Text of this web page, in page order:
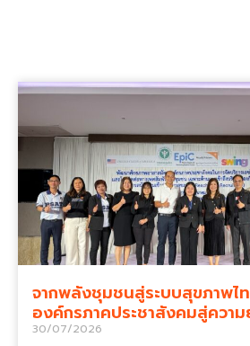
จากพลังชุมชนสู่ระบบสุขภาพไ
องค์กรภาคประชาสังคมสู่ควา
30/07/2026